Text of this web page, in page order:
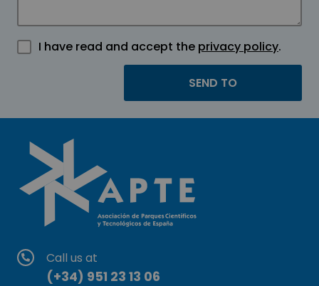
I have read and accept the privacy policy.
Call us at
(+34) 951 23 13 06